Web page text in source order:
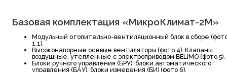
Базовая комплектация «МикроКлимат-2М»
Модульный отопительно-вентиляционный блок в сборе
1.1).
Высоконапорные осевые вентиляторы (фото 4). Клапаны
воздушные, утепленные с электроприводом BELIMO (фото 5).
Блоки ручного управления (БРУ), блоки автоматического
управления (БАУ), блоки измерения (БИ) (фото 6).